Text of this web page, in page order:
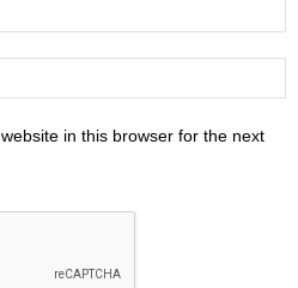
in this browser for the next